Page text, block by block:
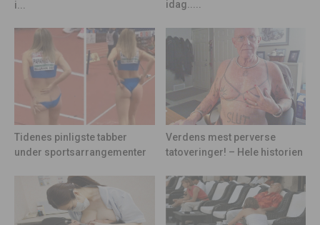
i...
idag.....
Tidenes pinligste tabber
under sportsarrangementer
Verdens mest perverse
tatoveringer! – Hele historien